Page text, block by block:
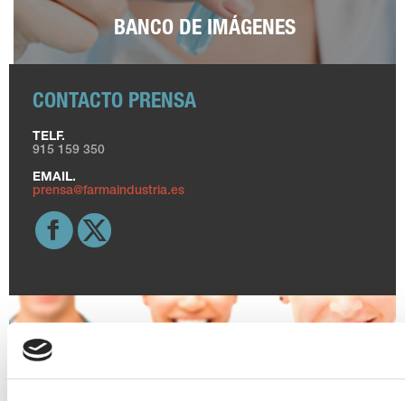
BANCO DE IMÁGENES
CONTACTO PRENSA
TELF.
915 159 350
EMAIL.
prensa@farmaindustria.es